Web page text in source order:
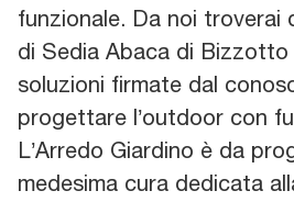
funzionale. Da noi troverai
di Sedia Abaca di
soluzioni firmate dal
progettare l’outdoor con
L’Arredo Giardino è da
medesima cura dedicata